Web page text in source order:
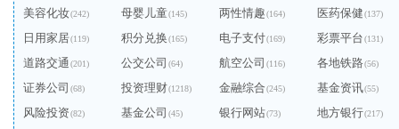
美容化妆(242) 母婴儿童(145) 两性情趣(164) 医药保健(137)
日用家居(119) 积分兑换(165) 电子支付(169) 彩票平台(131)
道路交通(201) 公交公司 (64) 航空公司 (116) 各地铁路(56)
证券公司 (68) 投资理财(1218) 金融综合(245) 基金资讯(55)
风险投资(82) 基金公司 (45) 银行网站(73) 地方银行(217)